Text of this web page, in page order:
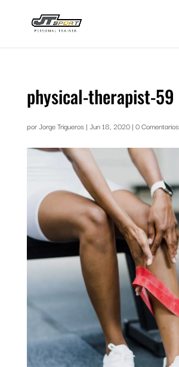
physical-therapist-59
porJorge Trigueros | Jun 18, 2020| 0 Comentarios